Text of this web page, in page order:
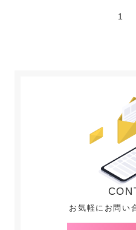
1
お気軽にお問い